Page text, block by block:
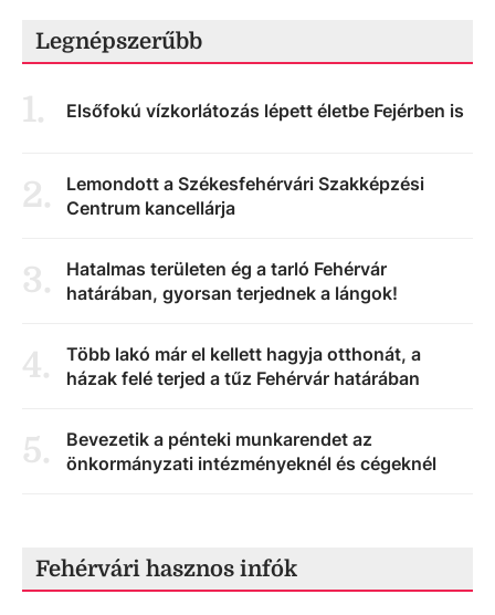
Legnépszerűbb
1. Elsőfokú vízkorlátozás lépett életbe Fejérben is
2.
Lemondott a Székesfehérvári Szakképzési
Centrum kancellárja
3.
Hatalmas területen ég a tarló Fehérvár
határában, gyorsan terjednek a lángok!
4.
Több lakó már el kellett hagyja otthonát, a
házak felé terjed a tűz Fehérvár határában
5.
Bevezetik a pénteki munkarendet az
önkormányzati intézményeknél és cégeknél
Fehérvári hasznos infók